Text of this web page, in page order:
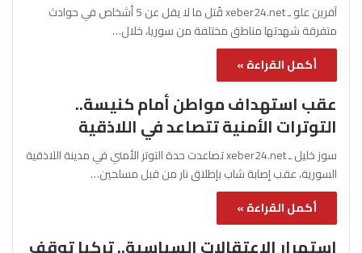
آفرين علو ـ xeber24.net قُتل ما لا يقل عن 5 أشخاص في حوادث
متفرقة شهدتها مناطق مختلفة من سوريا، خلال…
أكمل القراءة »
عقب استهداف مواطن أمام كنيسة..
التوترات الأمنية تتصاعد في اللاذقية
سوز خليل ـ xeber24.net تصاعدت حدة التوتر الأمني في مدينة اللاذقية
السورية، عقب إصابة شاب بإطلاق نار من قبل مسلحين…
أكمل القراءة »
استمرار الاعتقالات السياسية.. تركيا توقف